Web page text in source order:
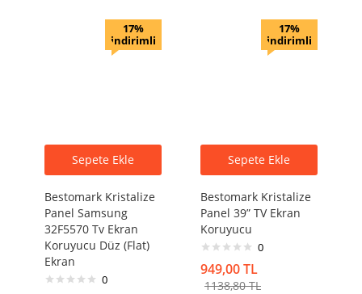
17%
indirimli
Sepete Ekle
Bestomark Kristalize
Panel Samsung
32F5570 Tv Ekran
Koruyucu Düz (Flat)
Ekran
0
17%
indirimli
Sepete Ekle
Bestomark Kristalize
Panel 39” TV Ekran
Koruyucu
0
949,00TL
1138,80TL